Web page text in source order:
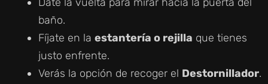
baño.
Fíjate en la estantería o rejilla que tienes
justo enfrente.
Verás la opción de recoger el Destornillador.